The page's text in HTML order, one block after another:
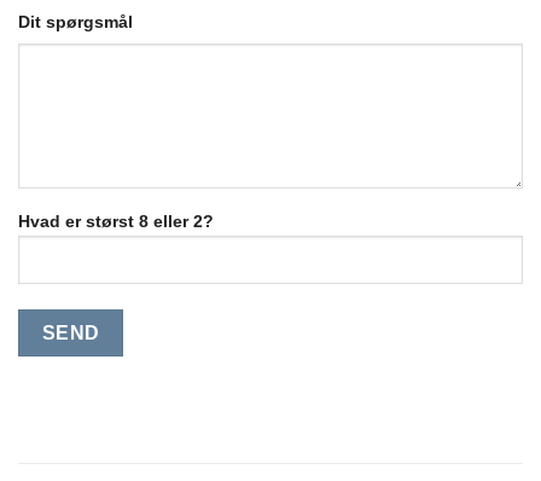
Dit spørgsmål
Hvad er størst 8 eller 2?